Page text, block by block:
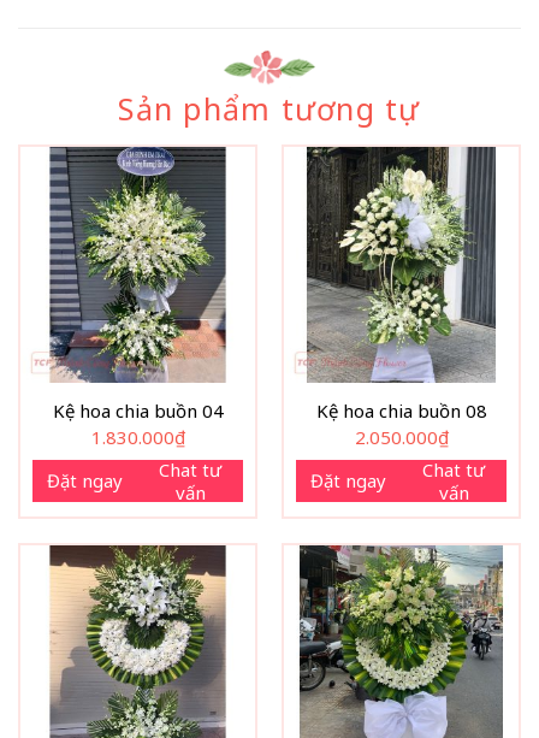
Sản phẩm tương tự
Kệ hoa chia buồn 04
1.830.000₫
Đặt ngay
Chat tư
vấn
Kệ hoa chia buồn 08
2.050.000₫
Đặt ngay
Chat tư
vấn